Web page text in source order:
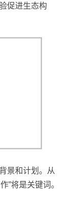
促进生态构
景和计划。从
”将是关键词。